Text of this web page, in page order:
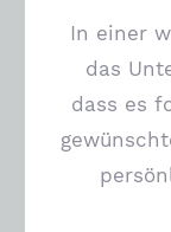
In einer
das
dass es